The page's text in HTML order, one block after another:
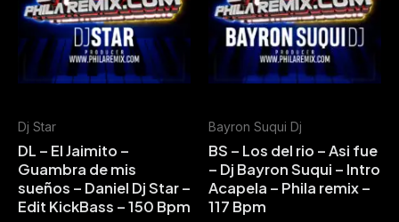
Dj Star
DL – El Jaimito –
Guambra de mis
sueños – Daniel Dj Star –
Edit KickBass – 150 Bpm
Bayron Suqui Dj
BS – Los del rio – Asi fue
– Dj Bayron Suqui – Intro
Acapela – Phila remix –
117 Bpm